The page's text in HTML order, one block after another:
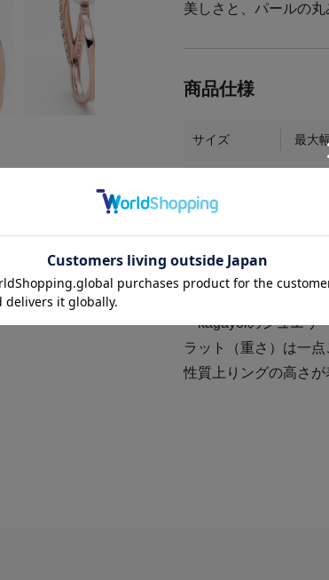
美しさと、パールの丸
サイズ 最大
お届け時期 お届
＊kagayoiのジュエリ
ラット（重さ）は一
性質上りングの高さが